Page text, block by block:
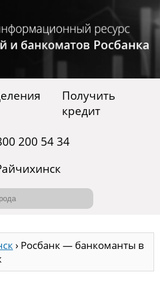
Получить
кредит
200 54 34
› Росбанк — банкоманты в